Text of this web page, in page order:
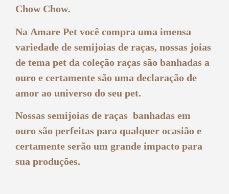
Chow Chow.
Na Amare Pet você compra uma imensa
variedade de semijoias de raças, nossas joias
de tema pet da coleção raças são banhadas a
ouro e certamente são uma declaração de
amor ao universo do seu pet.
Nossas semijoias de raças banhadas em
ouro são perfeitas para qualquer ocasião e
certamente serão um grande impacto para
sua produções.